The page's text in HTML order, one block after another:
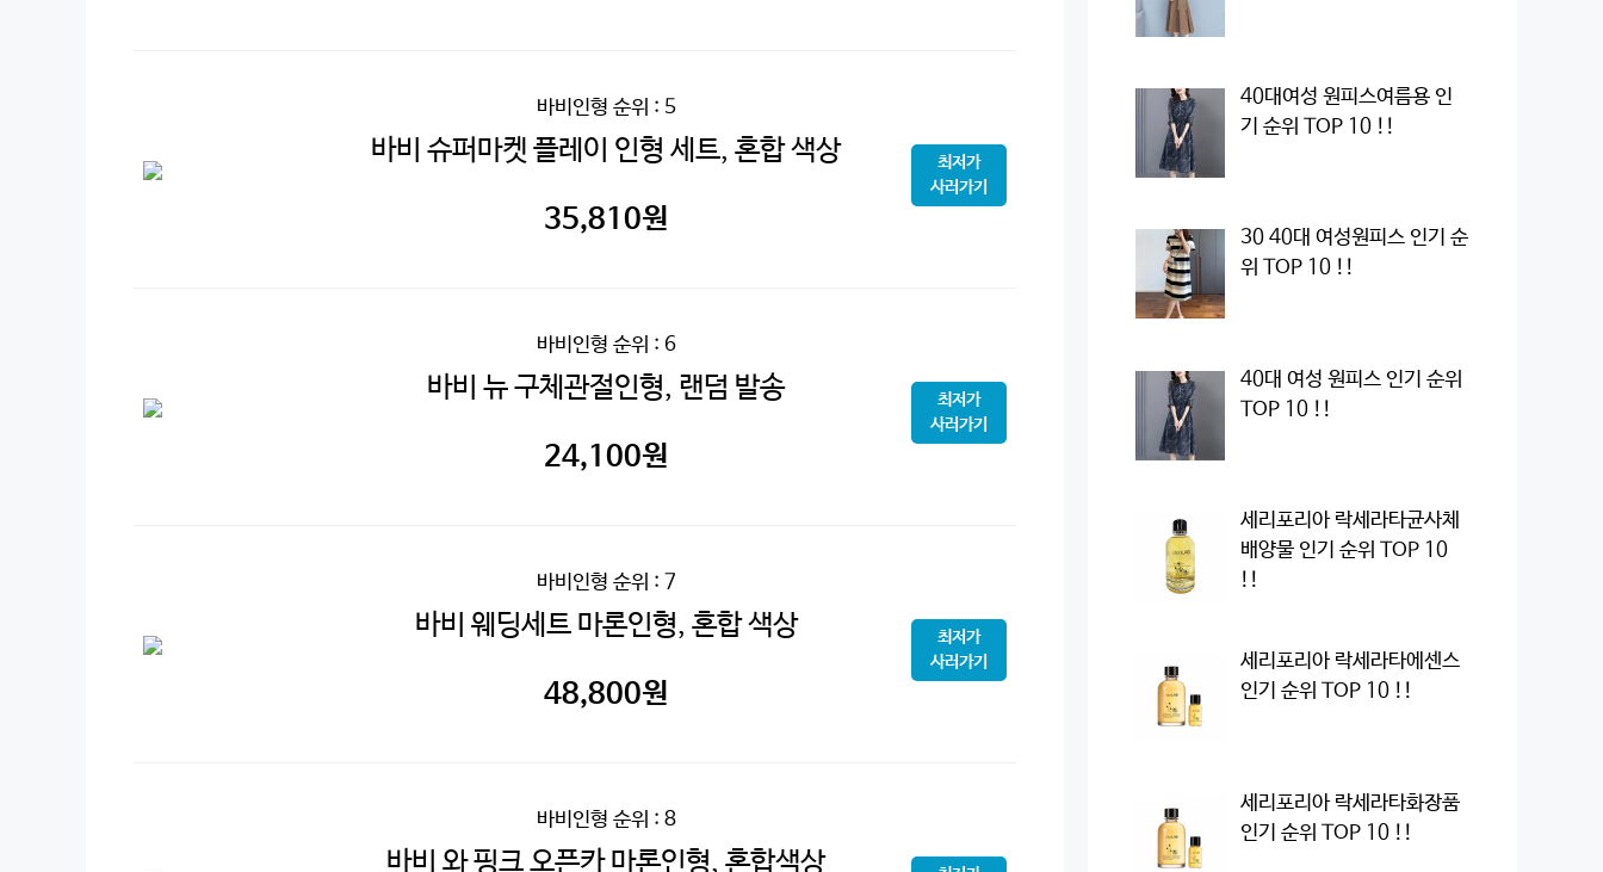
바비인형 순위 : 5
바비 슈퍼마켓 플레이 인형 세트, 혼합 색상
35,810원
최저가
사러가기
바비인형 순위 : 6
바비 뉴 구체관절인형, 랜덤 발송
24,100원
최저가
사러가기
바비인형 순위 : 7
바비 웨딩세트 마론인형, 혼합 색상
48,800원
최저가
사러가기
바비인형 순위 : 8
바비 와 핑크 오픈카 마론인형, 혼합색상
40대여성 원피스여름용 인
기 순위 TOP 10 !!
30 40대 여성원피스 인기 순
위 TOP 10 !!
40대 여성 원피스 인기 순위
TOP 10 !!
세리포리아 락세라타균사체
배양물 인기 순위 TOP 10
!!
세리포리아 락세라타에센스
인기 순위 TOP 10 !!
세리포리아 락세라타화장품
인기 순위 TOP 10 !!